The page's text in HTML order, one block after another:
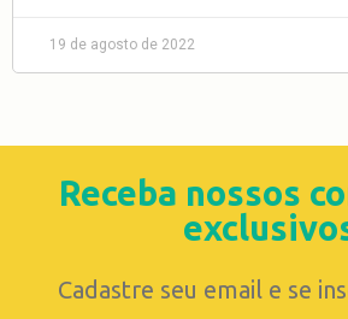
19 de agosto de 2022
Receba nossos
Cadastre seu email e se